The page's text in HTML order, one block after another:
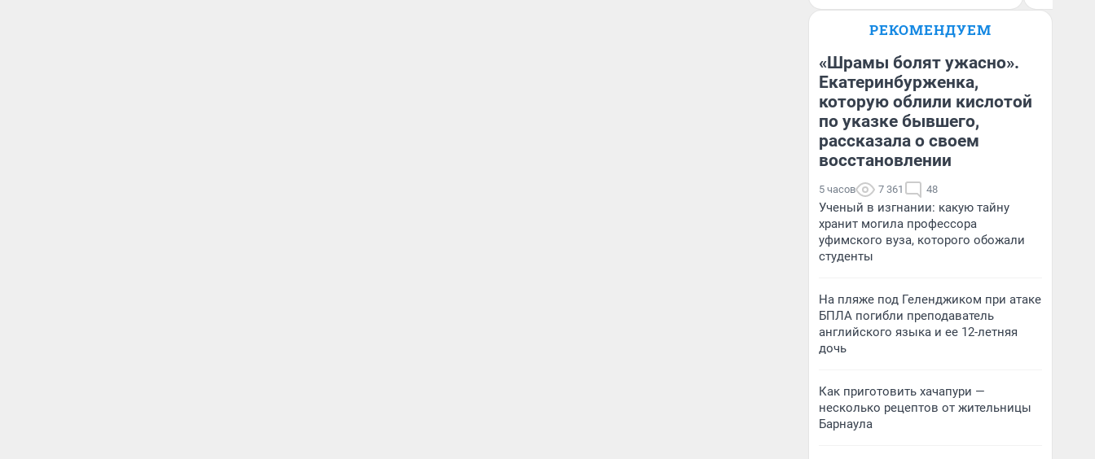
РЕКОМЕНДУЕМ
«Шрамы болят ужасно».
Екатеринбурженка,
которую облили кислотой
по указке бывшего,
рассказала о своем
восстановлении
5 часов 7 361 48
Ученый в изгнании: какую тайну
хранит могила профессора
уфимского вуза, которого обожали
студенты
На пляже под Геленджиком при атаке
БПЛА погибли преподаватель
английского языка и ее 12-летняя
дочь
Как приготовить хачапури —
несколько рецептов от жительницы
Барнаула